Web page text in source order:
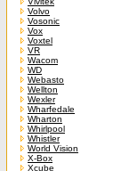
Volvo
Vosonic
Vox
Voxtel
VR
Wacom
WD
Webasto
Wellton
Wexler
Wharfedale
Wharton
Whirlpool
Whistler
World Vision
X-Box
Xcube